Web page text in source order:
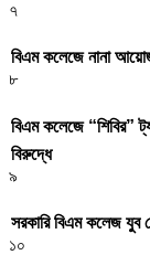
৭
বিএম কলেজে নানা
৮
বিএম কলেজে “শিবির”
বিরুদ্ধে
৯
সরকারি বিএম কলেজ যুব
১০